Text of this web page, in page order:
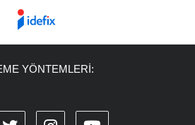
YÖNTEMLERİ: